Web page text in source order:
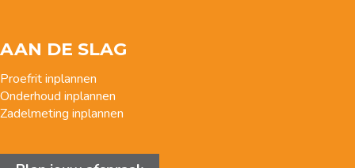
AAN DE SLAG
Proefrit inplannen
Onderhoud inplannen
Zadelmeting inplannen